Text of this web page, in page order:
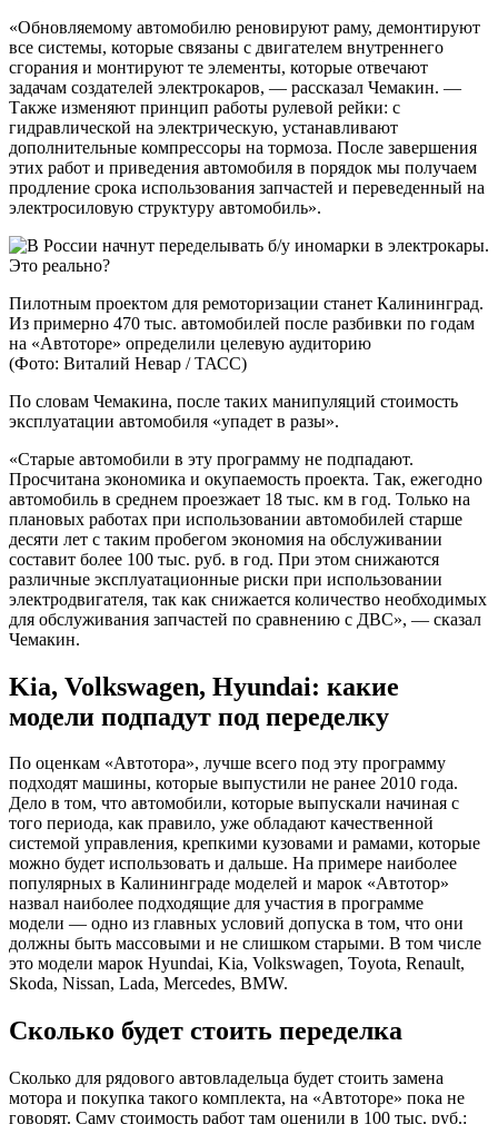
«Обновляемому автомобилю реновируют раму, демонтируют
все системы, которые связаны с двигателем внутреннего
сгорания и монтируют те элементы, которые отвечают
задачам создателей электрокаров, — рассказал Чемакин. —
Также изменяют принцип работы рулевой рейки: с
гидравлической на электрическую, устанавливают
дополнительные компрессоры на тормоза. После завершения
этих работ и приведения автомобиля в порядок мы получаем
продление срока использования запчастей и переведенный на
электросиловую структуру автомобиль».
Пилотным проектом для ремоторизации станет Калининград.
Из примерно 470 тыс. автомобилей после разбивки по годам
на «Автоторе» определили целевую аудиторию
(Фото: Виталий Невар / ТАСС)
По словам Чемакина, после таких манипуляций стоимость
эксплуатации автомобиля «упадет в разы».
«Старые автомобили в эту программу не подпадают.
Просчитана экономика и окупаемость проекта. Так, ежегодно
автомобиль в среднем проезжает 18 тыс. км в год. Только на
плановых работах при использовании автомобилей старше
десяти лет с таким пробегом экономия на обслуживании
составит более 100 тыс. руб. в год. При этом снижаются
различные эксплуатационные риски при использовании
электродвигателя, так как снижается количество необходимых
для обслуживания запчастей по сравнению с ДВС», — сказал
Чемакин.
Kia, Volkswagen, Hyundai: какие
модели подпадут под переделку
По оценкам «Автотора», лучше всего под эту программу
подходят машины, которые выпустили не ранее 2010 года.
Дело в том, что автомобили, которые выпускали начиная с
того периода, как правило, уже обладают качественной
системой управления, крепкими кузовами и рамами, которые
можно будет использовать и дальше. На примере наиболее
популярных в Калининграде моделей и марок «Автотор»
назвал наиболее подходящие для участия в программе
модели — одно из главных условий допуска в том, что они
должны быть массовыми и не слишком старыми. В том числе
это модели марок Hyundai, Kia, Volkswagen, Toyota, Renault,
Skoda, Nissan, Lada, Mercedes, BMW.
Сколько будет стоить переделка
Сколько для рядового автовладельца будет стоить замена
мотора и покупка такого комплекта, на «Автоторе» пока не
говорят. Саму стоимость работ там оценили в 100 тыс. руб.: